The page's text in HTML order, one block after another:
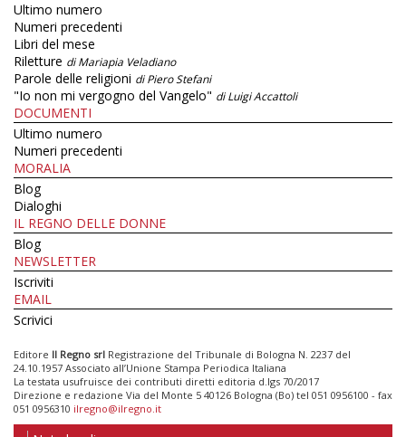
Ultimo numero
Numeri precedenti
Libri del mese
Riletture di Mariapia Veladiano
Parole delle religioni di Piero Stefani
"Io non mi vergogno del Vangelo" di Luigi Accattoli
DOCUMENTI
Ultimo numero
Numeri precedenti
MORALIA
Blog
Dialoghi
IL REGNO DELLE DONNE
Blog
NEWSLETTER
Iscriviti
EMAIL
Scrivici
Editore Il Regno srl Registrazione del Tribunale di Bologna N. 2237 del
24.10.1957 Associato all’Unione Stampa Periodica Italiana
La testata usufruisce dei contributi diretti editoria d.lgs 70/2017
Direzione e redazione Via del Monte 5 40126 Bologna (Bo) tel 051 0956100 - fax
051 0956310 ilregno@ilregno.it